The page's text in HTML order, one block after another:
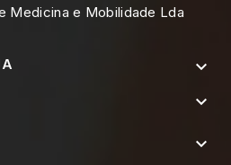
Medicina e Mobilidade Lda


